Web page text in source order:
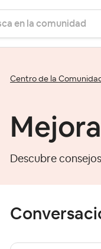
Centro de la
Descubre